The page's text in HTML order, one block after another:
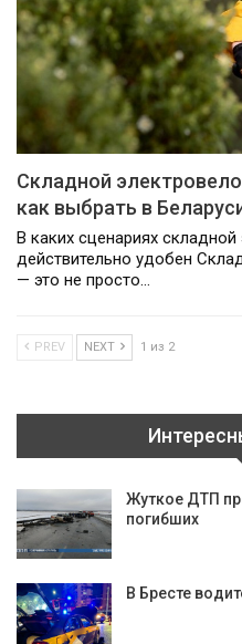
Складной
как выбрать в
В каких сценариях
действительно удобен
— это не просто…
PREV NEXT 1 из 2
Жуткое ДТП
погибших
В Бресте